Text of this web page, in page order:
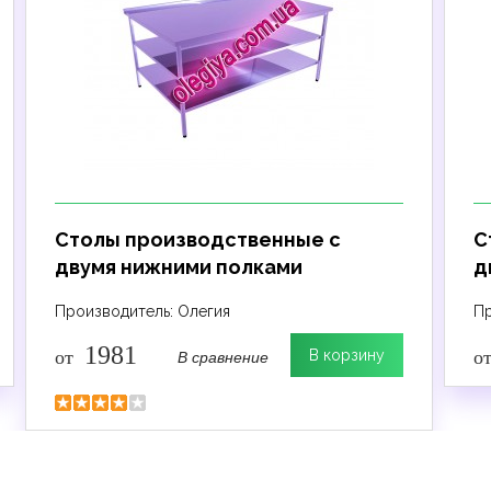
Столы производственные с
двумя нижними полками
Производитель: Олегия
от 1981 В корзину
В сравнение от